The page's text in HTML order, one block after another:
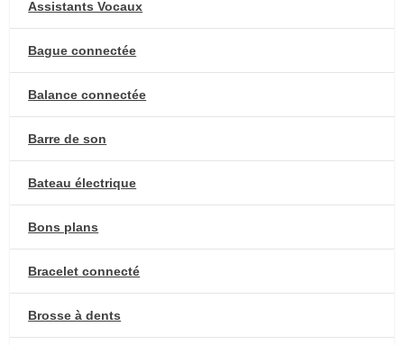
Assistants Vocaux
Bague connectée
Balance connectée
Barre de son
Bateau électrique
Bons plans
Bracelet connecté
Brosse à dents